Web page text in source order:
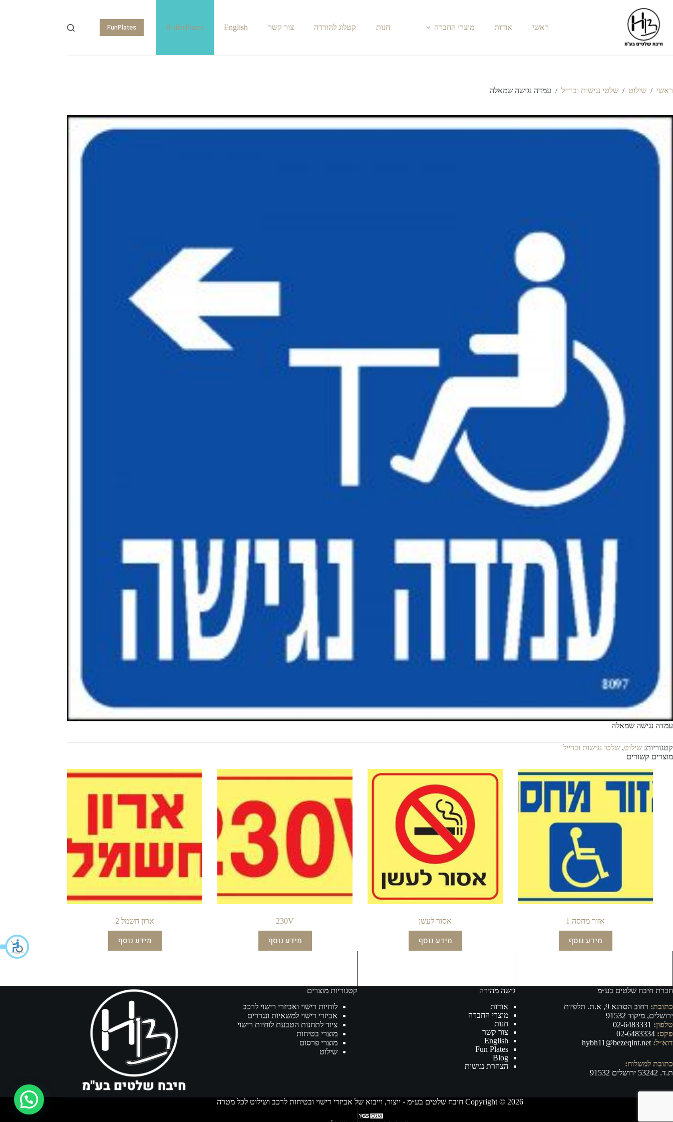
ראשי אודות מוצרי החברה חנות קטלוג להורדה צור קשר English
RollerPlates
FunPlates
Shopping
ראשי / שילוט / שלטי נגישות וברייל / עמדה נגישה שמאלה
עמדה נגישה שמאלה
קטגוריות: שילוט, שלטי נגישות וברייל
מוצרים קשורים
אזור מחסה 1
מידע נוסף
אסור לעשן
מידע נוסף
230V
מידע נוסף
ארון חשמל 2
מידע נוסף
חברת חיבח שלטים בע״מ
כתובת:
רחוב הסדנא 9, א.ת. תלפיות
ירושלים, מיקוד 91532
טלפון: 02-6483331
פקס:
דוא״ל: hybh11@bezeqint.net
כתובת למשלוח:
ת.ד. 53242 ירושלים 91532
גישה מהירה
אודות
מוצרי החברה
חנות
צור קשר
English
Fun Plates
Blog
הצהרת נגישות
קטגוריות מוצרים
לוחיות רישוי ואביזרי רישוי לרכב
אביזרי רישוי למשאיות ונגררים
ציוד לתחנות הטבעת לוחיות רישוי
מוצרי בטיחות
מוצרי פרסום
שילוט
Copyright © 2026 חיבח שלטים בע״מ - ייצור, וייבוא של אביזרי רישוי ובטיחות לרכב ושילוט לכל מטרה איך אפשר לעזור?